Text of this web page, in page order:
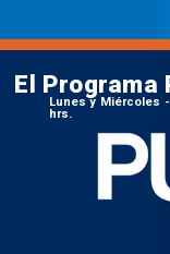
El Programa
Lunes y Miércoles -
hrs.